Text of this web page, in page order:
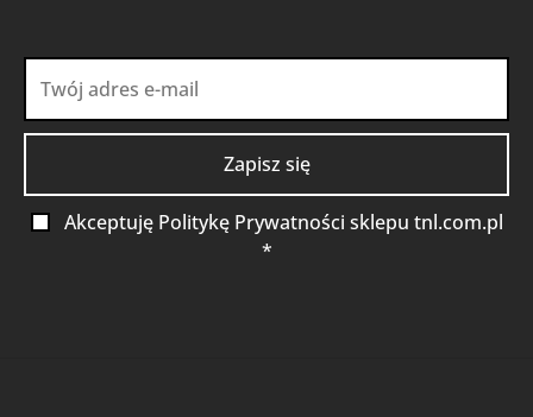
Akceptuję Politykę Prywatności sklepu tnl.com.pl
*